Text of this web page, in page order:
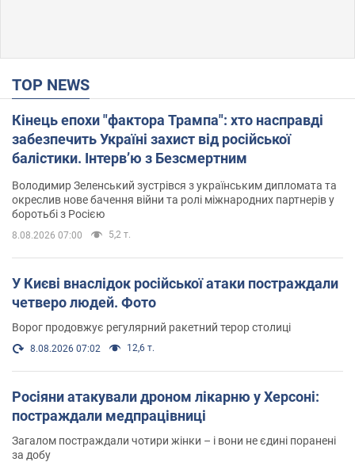
TOP NEWS
Кінець епохи "фактора Трампа": хто насправді
забезпечить Україні захист від російської
балістики. Інтерв’ю з Безсмертним
Володимир Зеленський зустрівся з українським дипломата та
окреслив нове бачення війни та ролі міжнародних партнерів у
боротьбі з Росією
8.08.2026 07:00 5,2 т.
У Києві внаслідок російської атаки постраждали
четверо людей. Фото
Ворог продовжує регулярний ракетний терор столиці
8.08.2026 07:02 12,6 т.
Росіяни атакували дроном лікарню у Херсоні:
постраждали медпрацівниці
Загалом постраждали чотири жінки – і вони не єдині поранені
за добу